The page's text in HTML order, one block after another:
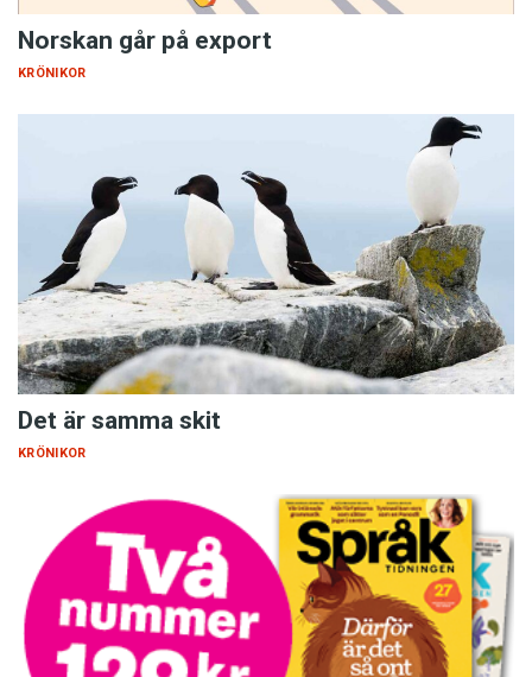
Norskan går på export
KRÖNIKOR
Det är samma skit
KRÖNIKOR